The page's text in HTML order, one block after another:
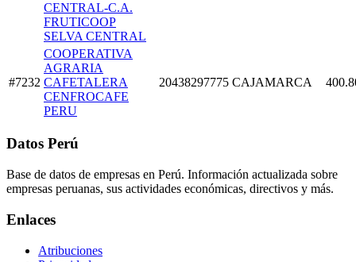
CENTRAL-C.A.
FRUTICOOP
SELVA CENTRAL
#7232
COOPERATIVA
AGRARIA
CAFETALERA
CENFROCAFE
PERU
20438297775 CAJAMARCA
Datos Perú
Base de datos de empresas en Perú. Información actualizada sobre
empresas peruanas, sus actividades económicas, directivos y más.
Enlaces
Atribuciones